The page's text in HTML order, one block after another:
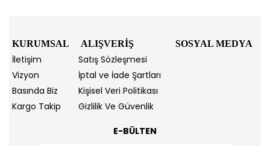
KURUMSAL ALIŞVERİŞ SOSYAL MEDYA
İletişim
Satış Sözleşmesi
Vizyon
İptal ve İade Şartları
Basında Biz
Kişisel Veri Politikası
Kargo Takip
Gizlilik Ve Güvenlik
E-BÜLTEN